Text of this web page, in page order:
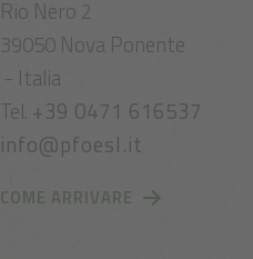
Rio Nero 2
39050 Nova Ponente
- Italia
Tel. +39 0471 616537
info@pfoesl.it
COME ARRIVARE